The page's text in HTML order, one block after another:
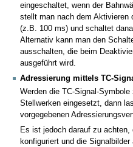
eingeschaltet, wenn der
stellt man nach dem Aktivieren
(z.B. 100 ms) und schaltet
Alternativ kann man den
ausschalten, die beim
ausgeführt wird.
Adressierung mittels TC-
Werden die TC-Signal-
Stellwerken eingesetzt, dann
vorgegebenen
Es ist jedoch darauf zu achten,
konfiguriert und die